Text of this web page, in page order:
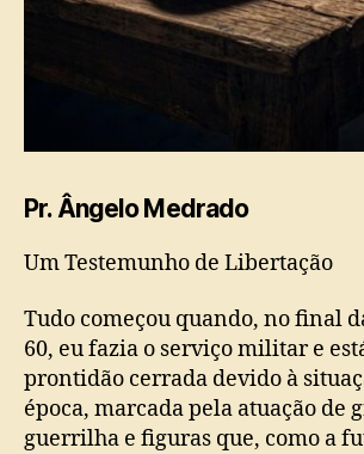
Pr. Ângelo Medrado
Um Testemunho de Libertação
Tudo começou quando, no final
60, eu fazia o serviço militar e
prontidão cerrada devido à
época, marcada pela atuação de
guerrilha e figuras que, como a